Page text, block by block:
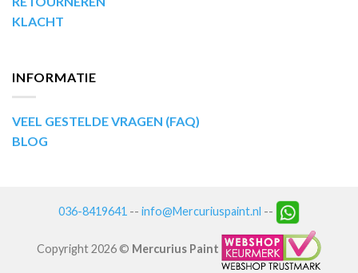
KLACHT
INFORMATIE
VEEL GESTELDE VRAGEN (FAQ)
BLOG
036-8419641 -- info@Mercuriuspaint.nl --
Copyright 2026 © Mercurius Paint